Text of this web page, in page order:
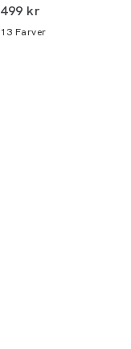
alle butikker og
I alt (inkl. rabat)
499 kr
13 Farver